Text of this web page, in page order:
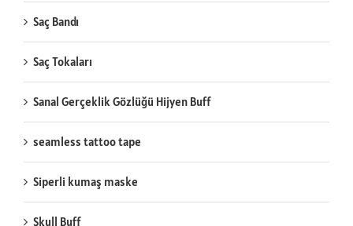
Saç Bandı
Saç Tokaları
Sanal Gerçeklik Gözlüğü Hijyen Buff
seamless tattoo tape
Siperli kumaş maske
Skull Buff